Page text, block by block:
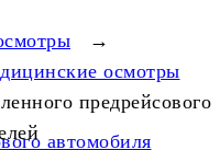
автомобиля
→
осмотры
предрейсового